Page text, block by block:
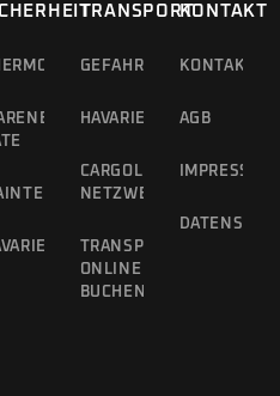
TRANSPORT
GEFAHRGUTTRANSPORT
HAVARIEKONZEPT
CARGOLINE
NETZWERK
TRANSPORTE
ONLINE
BUCHEN
KONTAKT
KONTAKT
AGB
IMPRESSUM